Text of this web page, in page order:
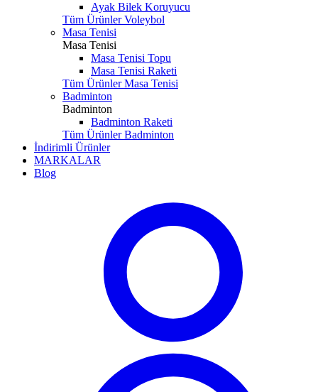
Ayak Bilek Koruyucu
Tüm Ürünler Voleybol
Masa Tenisi
Masa Tenisi
Masa Tenisi Topu
Masa Tenisi Raketi
Tüm Ürünler Masa Tenisi
Badminton
Badminton
Badminton Raketi
Tüm Ürünler Badminton
İndirimli Ürünler
MARKALAR
Blog